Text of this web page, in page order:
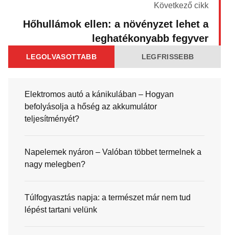
Következő cikk
Hőhullámok ellen: a növényzet lehet a
leghatékonyabb fegyver
LEGOLVASOTTABB LEGFRISSEBB
Elektromos autó a kánikulában – Hogyan
befolyásolja a hőség az akkumulátor
teljesítményét?
Napelemek nyáron – Valóban többet termelnek a
nagy melegben?
Túlfogyasztás napja: a természet már nem tud
lépést tartani velünk